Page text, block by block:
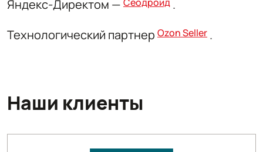
Яндекс-Директом —
.
Технологический партнер Ozon Seller .
Наши клиенты